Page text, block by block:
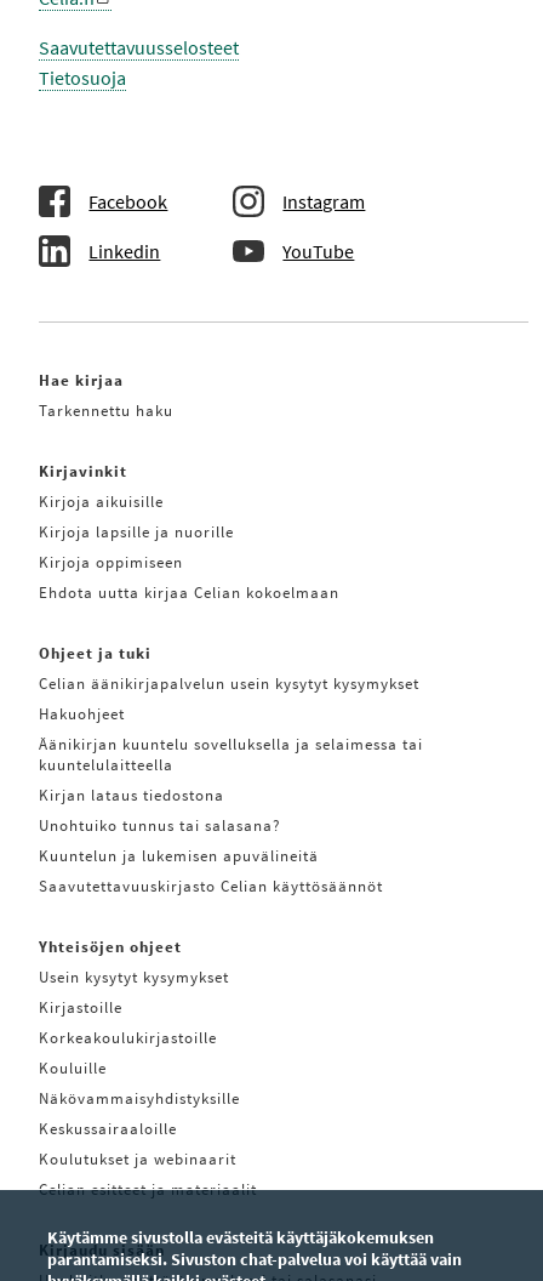
Saavutettavuusselosteet
Tietosuoja
Facebook Instagram
Linkedin YouTube
Hae kirjaa
Tarkennettu haku
Kirjavinkit
Kirjoja aikuisille
Kirjoja lapsille ja nuorille
Kirjoja oppimiseen
Ehdota uutta kirjaa Celian kokoelmaan
Ohjeet ja tuki
Celian äänikirjapalvelun usein kysytyt kysymykset
Hakuohjeet
Äänikirjan kuuntelu sovelluksella ja selaimessa tai
kuuntelulaitteella
Kirjan lataus tiedostona
Unohtuiko tunnus tai salasana?
Kuuntelun ja lukemisen apuvälineitä
Saavutettavuuskirjasto Celian käyttösäännöt
Yhteisöjen ohjeet
Usein kysytyt kysymykset
Kirjastoille
Korkeakoulukirjastoille
Kouluille
Näkövammaisyhdistyksille
Keskussairaaloille
Koulutukset ja webinaarit
Celian esitteet ja materiaalit
Kirjaudu sisään
Käytämme sivustolla evästeitä käyttäjäkokemuksen
parantamiseksi. Sivuston chat-palvelua voi käyttää vain